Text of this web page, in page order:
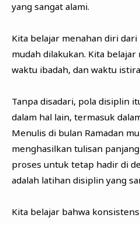
yang sangat alami.
Kita belajar menahan diri dari
mudah dilakukan. Kita belajar
waktu ibadah, dan waktu
Tanpa disadari, pola disiplin
dalam hal lain, termasuk
Menulis di bulan Ramadan
menghasilkan tulisan
proses untuk tetap hadir di
adalah latihan disiplin yang
Kita belajar bahwa